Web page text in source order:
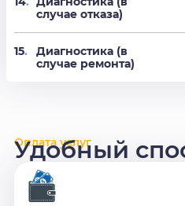
случае отказа)
15.
Диагностика (в
случае ремонта)
Оплата услуг
Удобный